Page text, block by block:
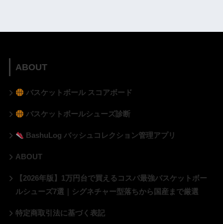
ABOUT
バスケットボール スコアボード
バスケットボールシューズ診断
BashuLog バッシュコレクション管理アプリ
ABOUT
【2026年版】1万円台で買えるコスパ最強バスケットボー
ルシューズ7選｜シグネチャー型落ちから国産まで厳選
特定商取引法に基づく表記